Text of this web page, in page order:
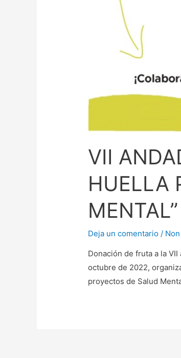
VII
HUELLA
MENTAL”
Deja un comentario /
Donación de fruta a la
octubre de 2022,
proyectos de Salud